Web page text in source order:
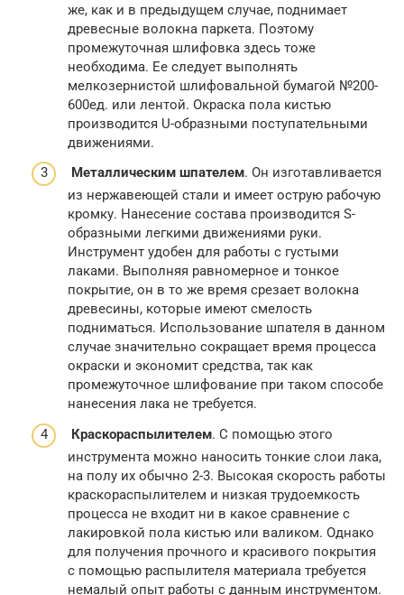
же, как и в предыдущем случае, поднимает
древесные волокна паркета. Поэтому
промежуточная шлифовка здесь тоже
необходима. Ее следует выполнять
мелкозернистой шлифовальной бумагой №200-
600ед. или лентой. Окраска пола кистью
производится U-образными поступательными
движениями.
Металлическим шпателем. Он изготавливается
из нержавеющей стали и имеет острую рабочую
кромку. Нанесение состава производится S-
образными легкими движениями руки.
Инструмент удобен для работы с густыми
лаками. Выполняя равномерное и тонкое
покрытие, он в то же время срезает волокна
древесины, которые имеют смелость
подниматься. Использование шпателя в данном
случае значительно сокращает время процесса
окраски и экономит средства, так как
промежуточное шлифование при таком способе
нанесения лака не требуется.
Краскораспылителем. С помощью этого
инструмента можно наносить тонкие слои лака,
на полу их обычно 2-3. Высокая скорость работы
краскораспылителем и низкая трудоемкость
процесса не входит ни в какое сравнение с
лакировкой пола кистью или валиком. Однако
для получения прочного и красивого покрытия
с помощью распылителя материала требуется
немалый опыт работы с данным инструментом.